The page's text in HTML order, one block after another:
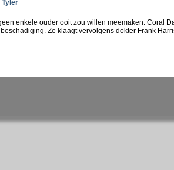
Tyler
enkele ouder ooit zou willen meemaken. Coral
Ze klaagt vervolgens dokter Frank